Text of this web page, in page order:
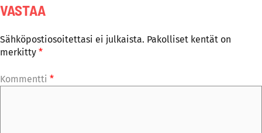
VASTAA
Sähköpostiosoitettasi ei julkaista. Pakolliset kentät on
merkitty *
Kommentti *